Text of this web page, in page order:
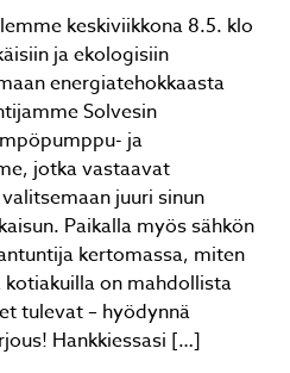
keskiviikkona 8.5. klo
ja ekologisiin
energiatehokkaasta
Solvesin
ja
jotka vastaavat
juuri sinun
Paikalla myös sähkön
kertomassa, miten
on mahdollista
tulevat – hyödynnä
Hankkiessasi […]